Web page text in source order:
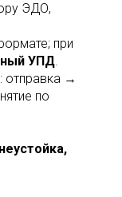
ЭДО,
при
УПД.
отправка →
по